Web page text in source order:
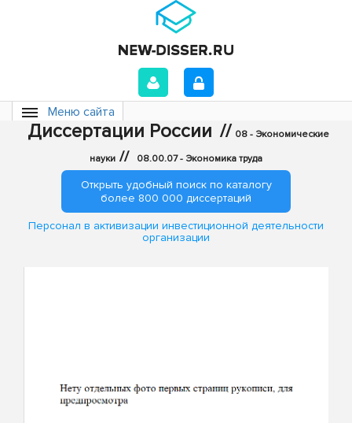
Меню сайта
Диссертации России // 08 - Экономические
науки // 08.00.07 - Экономика труда
Открыть удобный поиск по каталогу
более 800 000 диссертаций
Персонал в активизации инвестиционной деятельности
организации